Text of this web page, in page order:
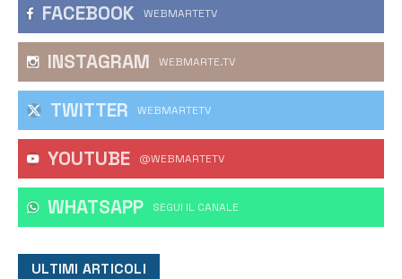
FACEBOOK WEBMARTETV
INSTAGRAM WEBMARTE.TV
TWITTER WEBMARTETV
YOUTUBE @WEBMARTETV
WHATSAPP ‎SEGUI IL CANALE
ULTIMI ARTICOLI